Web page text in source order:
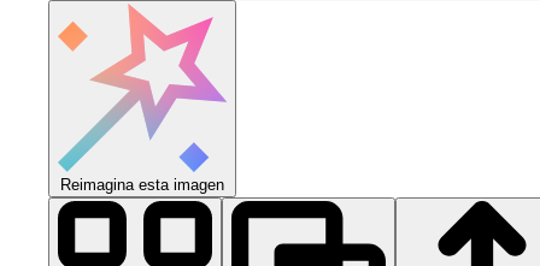
Reimagina esta imagen